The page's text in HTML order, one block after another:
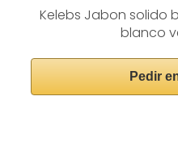
Kelebs Jabon solido
blanco
Pedir